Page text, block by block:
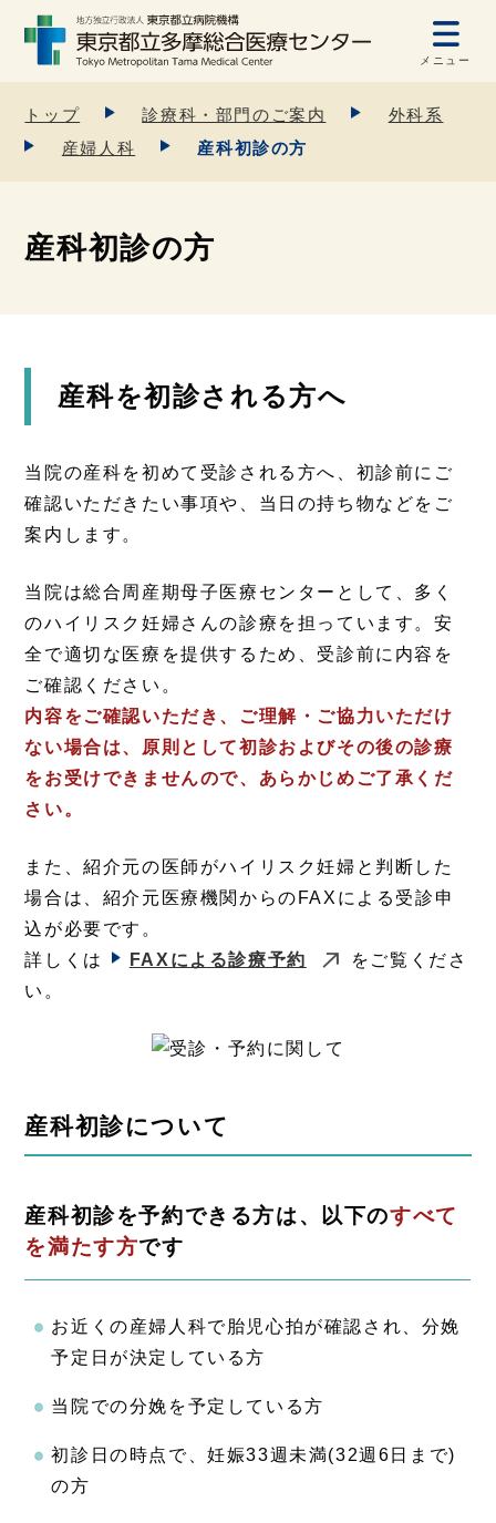
メニュー
トップ 診療科・部門のご案内
外科系
産婦人科
産科初診の方
産科初診の方
産科を初診される方へ
当院の産科を初めて受診される方へ、初診前にご
確認いただきたい事項や、当日の持ち物などをご
案内します。
当院は総合周産期母子医療センターとして、多く
のハイリスク妊婦さんの診療を担っています。安
全で適切な医療を提供するため、受診前に内容を
ご確認ください。
内容をご確認いただき、ご理解・ご協力いただけ
ない場合は、原則として初診およびその後の診療
をお受けできませんので、あらかじめご了承くだ
さい。
また、紹介元の医師がハイリスク妊婦と判断した
場合は、紹介元医療機関からのFAXによる受診申
込が必要です。
詳しくは
FAXによる診療予約
をご覧くださ
い。
産科初診について
産科初診を予約できる方は、以下のすべて
を満たす方です
お近くの産婦人科で胎児心拍が確認され、分娩
予定日が決定している方
当院での分娩を予定している方
初診日の時点で、妊娠33週未満(32週6日まで)
の方